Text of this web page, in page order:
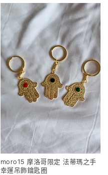
moro15 摩洛哥限定 法蒂瑪之手
幸運吊飾鑰匙圈